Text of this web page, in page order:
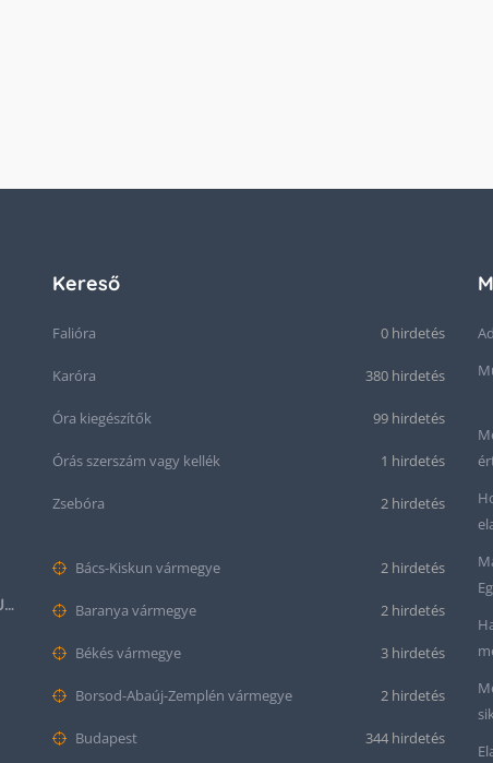
Seiko “Baby Snowflake” Presage SJE073J1/SARA015 Limited Edition
Kereső
Falióra 0 hirdetés
Karóra 380 hirdetés
Óra kiegészítők 99 hirdetés
Órás szerszám vagy kellék 1 hirdetés
Zsebóra 2 hirdetés
Bács-Kiskun vármegye 2 hirdetés
Baranya vármegye 2 hirdetés
Békés vármegye 3 hirdetés
Borsod-Abaúj-Zemplén vármegye 2 hirdetés
Budapest 344 hirdetés